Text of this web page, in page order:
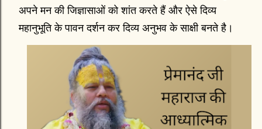
अपने मन की जिज्ञासाओं को शांत करते हैं और ऐसे दिव्य
महानुभूति के पावन दर्शन कर दिव्य अनुभव के साक्षी बनते है।